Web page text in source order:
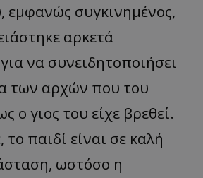
εμφανώς συγκινημένος,
αρκετά
να συνειδητοποιήσει
των αρχών που του
ο γιος του είχε βρεθεί.
παιδί είναι σε καλή
ωστόσο η